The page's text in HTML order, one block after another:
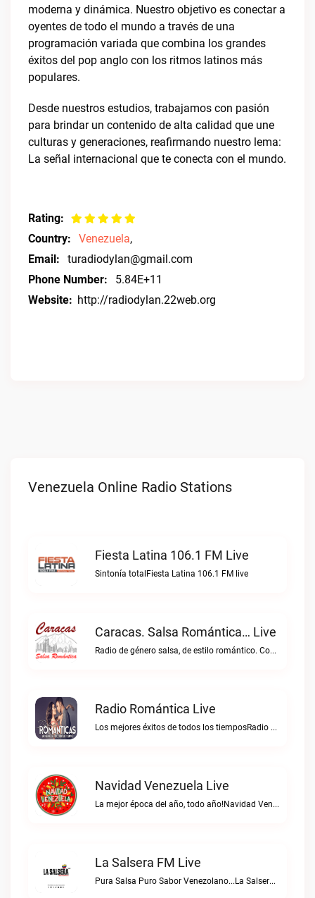
moderna y dinámica. Nuestro objetivo es conectar a
oyentes de todo el mundo a través de una
programación variada que combina los grandes
éxitos del pop anglo con los ritmos latinos más
populares.
Desde nuestros estudios, trabajamos con pasión
para brindar un contenido de alta calidad que une
culturas y generaciones, reafirmando nuestro lema:
La señal internacional que te conecta con el mundo.
Rating:
Country:
Venezuela,
Email:
turadiodylan@gmail.com
Phone Number:
5.84E+11
Website: http://radiodylan.22web.org
Venezuela Online Radio Stations
Fiesta Latina 106.1 FM Live
Sintonía totalFiesta Latina 106.1 FM live
Caracas. Salsa Romántica… Live
Radio de género salsa, de estilo romántico. Con la selección musical que nos gusta...Caracas. Salsa Romántica… live
Radio Romántica Live
Los mejores éxitos de todos los tiemposRadio Romántica live
Navidad Venezuela Live
La mejor época del año, todo año!Navidad Venezuela live
La Salsera FM Live
Pura Salsa Puro Sabor Venezolano...La Salsera FM live